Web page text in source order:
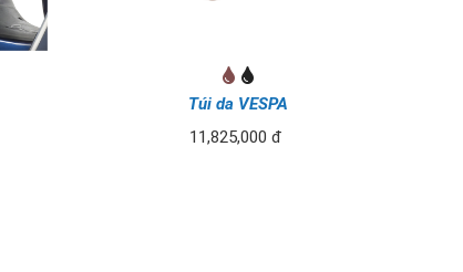
Túi da VESPA
11,825,000 đ